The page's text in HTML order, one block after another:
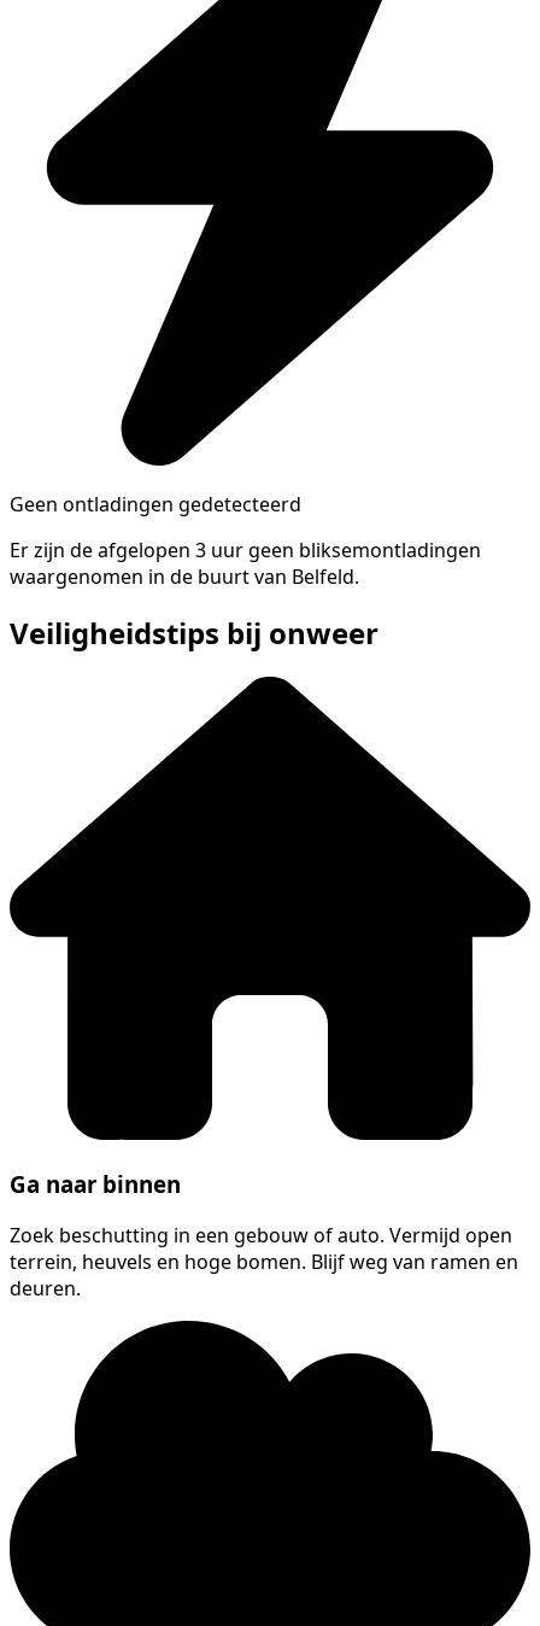
Geen ontladingen gedetecteerd
Er zijn de afgelopen 3 uur geen bliksemontladingen
waargenomen in de buurt van Belfeld.
Veiligheidstips bij onweer
Ga naar binnen
Zoek beschutting in een gebouw of auto. Vermijd open
terrein, heuvels en hoge bomen. Blijf weg van ramen en
deuren.